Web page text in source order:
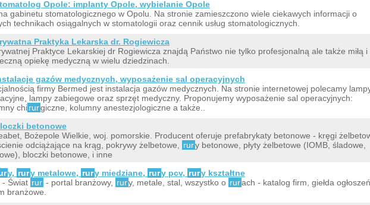
Opole: implanty Opole, wybielanie Opole
gabinetu stomatologicznego w Opolu. Na stronie zamieszczono wiele ciekawych informacji o
technikach osiągalnych w stomatologii oraz cennik usług stomatologicznych.
Praktyka Lekarska dr. Rogiewicza
Praktyce Lekarskiej dr Rogiewicza znajdą Państwo nie tylko profesjonalną ale także miłą i
opiekę medyczną w wielu dziedzinach.
gazów medycznych, wyposażenie sal operacyjnych
firmy Bermed jest instalacja gazów medycznych. Na stronie internetowej polecamy
lampy zabiegowe oraz sprzęt medyczny. Proponujemy wyposażenie sal operacyjnych:
chirurgiczne, kolumny anestezjologiczne a także..
betonowe
Bożepole Wielkie, woj. pomorskie. Producent oferuje prefabrykaty betonowe - kręgi
odciążające na krąg, pokrywy żelbetowe,
rury betonowe, płyty żelbetowe (IOMB, śladowe,
bloczki betonowe, i inne
y, rury metalowe, rury miedziane, rury pcv, rury kształtne
- Świat rur - portal branżowy, rury, metale, stal, wszystko o rurach - katalog firm, giełda ogłoszeń,
branżowe.